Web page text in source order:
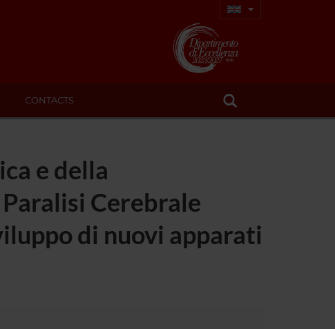
CONTACTS
e della
Cerebrale
di nuovi apparati